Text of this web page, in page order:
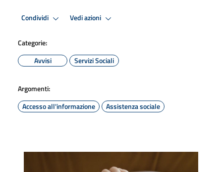
Condividi Vedi azioni
Categorie:
Avvisi
Servizi Sociali
Argomenti:
Accesso all'informazione
Assistenza sociale